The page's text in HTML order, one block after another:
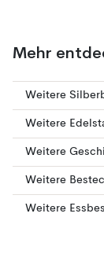
Mehr
Weitere
Weitere
Weitere
Weitere
Weitere